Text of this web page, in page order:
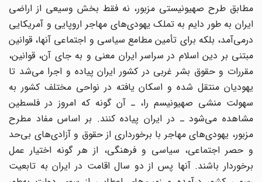
مطابق طرح صهیونیستی مزبور، نه فقط بخش وسیعی از اراضی
ایران به طور دایم به تملک یهودی‌های مهاجر اروپایی و آمریکایی
درمی‌آمد، بلکه برای تأمین مطامع سیاسی و اجتماعی آنها، قوانین
مبتنی بر دین اسلام در سراسر ایران معنی و به جای آن، قوانین،
مقررات و حقوق بشر غربی در کشور ایران پیاده و اجرا می‌شد تا
یهودیان منتقل شده و اسکان یافته در نواحی مختلف کشور به
سهولت منشی صهیونیسم را، ـ آن گونه که امروز در فلسطین
مشاهده می‌شود ـ در ایران پیاده کنند. بر اساس مفاد مطرح
مزبور، یهودی‌های مهاجر با برخورداری از حقوق و آزادی‌های بی‌حد
و حصر اجتماعی، سیاسی و فرهنگی، از هر گونه اختیار عمل
برخوردار باشند. آنها پس از دو سال اقامت در ایران به تابعیت